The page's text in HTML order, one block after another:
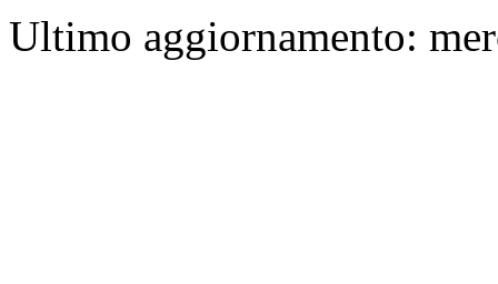
Ultimo aggiornamento: